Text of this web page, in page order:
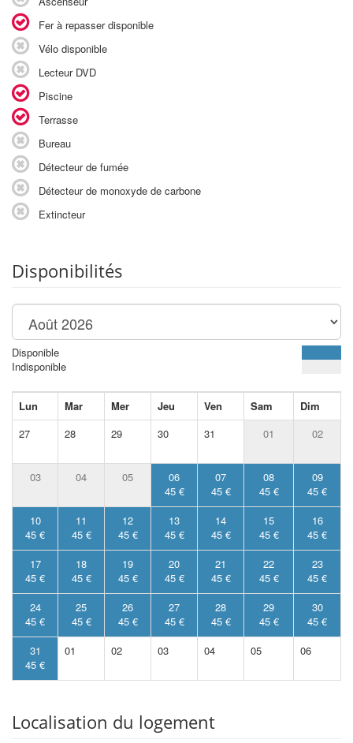
Fer à repasser disponible
Vélo disponible
Lecteur DVD
Piscine
Terrasse
Bureau
Détecteur de fumée
Détecteur de monoxyde de carbone
Extincteur
Disponibilités
Disponible
Indisponible
Lun Mar Mer Jeu Ven Sam
Dim
27
28 29 30 31 01 02
03 04 05
06
45 €
07
45 €
08
45 €
09
45 €
10
45 €
11
45 €
12
45 €
13
45 €
14
45 €
15
45 €
16
45 €
17
45 €
18
45 €
19
45 €
20
45 €
21
45 €
22
45 €
23
45 €
24
45 €
25
45 €
26
45 €
27
45 €
28
45 €
29
45 €
30
45 €
31
45 €
01 02 03 04 05 06
Localisation du logement